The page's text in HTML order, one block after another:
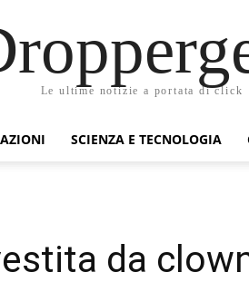
Le ultime notizie a portata di click
SCIENZA E TECNOLOGIA
da